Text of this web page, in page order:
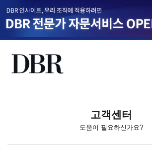
고객센터
도움이 필요하신가요?